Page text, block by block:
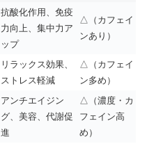
抗酸化作用、免疫
力向上、集中力ア
ップ
△（カフェイ
ンあり）
リラックス効果、
ストレス軽減
△（カフェイ
ン多め）
アンチエイジン
グ、美容、代謝促
進
△（濃度・カ
フェイン高
め）